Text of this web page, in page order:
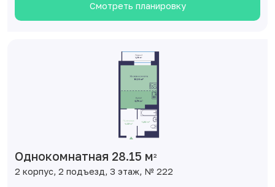
Смотреть планировку
Однокомнатная 28.15 м2
2 корпус, 2 подъезд, 3 этаж, № 222